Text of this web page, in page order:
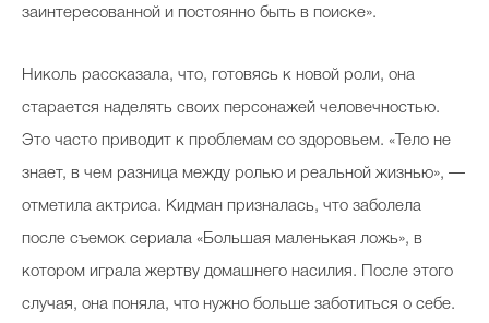
заинтересованной и постоянно быть в поиске».
Николь рассказала, что, готовясь к новой роли, она
старается наделять своих персонажей человечностью.
Это часто приводит к проблемам со здоровьем. «Тело не
знает, в чем разница между ролью и реальной жизнью», —
отметила актриса. Кидман призналась, что заболела
после съемок сериала «Большая маленькая ложь», в
котором играла жертву домашнего насилия. После этого
случая, она поняла, что нужно больше заботиться о себе.